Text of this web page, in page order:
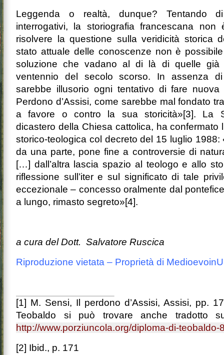
Leggenda o realtà, dunque? Tentando
interrogativi, la storiografia francescana
risolvere la questione sulla veridicità storica
stato attuale delle conoscenze non è
soluzione che vadano al di là di quelle già
ventennio del secolo scorso. In assenza di
sarebbe illusorio ogni tentativo di fare nuova
Perdono d’Assisi, come sarebbe mal fondato
a favore o contro la sua storicità»[3]. La
dicastero della Chiesa cattolica, ha confermato
storico-teologica col decreto del 15 luglio 1988:
da una parte, pone fine a controversie di
[…] dall’altra lascia spazio al teologo e allo
riflessione sull’iter e sul significato di tale
eccezionale – concesso oralmente dal
a lungo, rimasto segreto»[4].
a cura del Dott. Salvatore Ruscica
Riproduzione vietata – Proprietà di
[1] M. Sensi, Il perdono d’Assisi, Assisi, pp.
Teobaldo si può trovare anche tradotto
http://www.porziuncola.org/diploma-di-teobaldo-
[2] Ibid., p. 171